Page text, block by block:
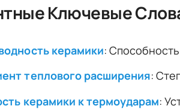
Ключевые
керамики:
теплового расширения:
керамики к термоударам: